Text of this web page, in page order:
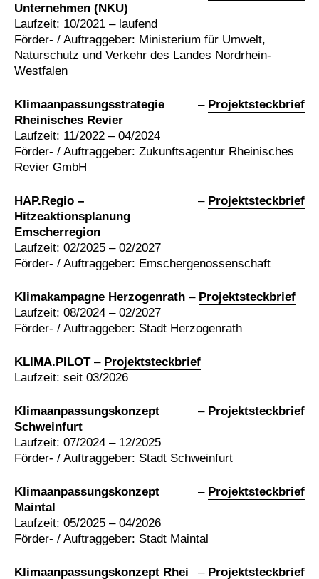
Unternehmen (NKU)
Laufzeit: 10/2021 – laufend
Förder- / Auftraggeber: Ministerium für Umwelt,
Naturschutz und Verkehr des Landes Nordrhein-
Westfalen
Klimaanpassungsstrategie
Rheinisches Revier
– Projektsteckbrief
Laufzeit: 11/2022 – 04/2024
Förder- / Auftraggeber: Zukunftsagentur Rheinisches
Revier GmbH
HAP.Regio –
Hitzeaktionsplanung
Emscherregion
– Projektsteckbrief
Laufzeit: 02/2025 – 02/2027
Förder- / Auftraggeber: Emschergenossenschaft
Klimakampagne Herzogenrath – Projektsteckbrief
Laufzeit: 08/2024 – 02/2027
Förder- / Auftraggeber: Stadt Herzogenrath
KLIMA.PILOT– Projektsteckbrief
Laufzeit: seit 03/2026
Klimaanpassungskonzept
Schweinfurt
– Projektsteckbrief
Laufzeit: 07/2024 – 12/2025
Förder- / Auftraggeber: Stadt Schweinfurt
Klimaanpassungskonzept
Maintal
– Projektsteckbrief
Laufzeit: 05/2025 – 04/2026
Förder- / Auftraggeber: Stadt Maintal
Klimaanpassungskonzept Rhei
– Projektsteckbrief